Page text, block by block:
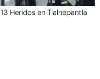
Heridos en Tlalnepantla